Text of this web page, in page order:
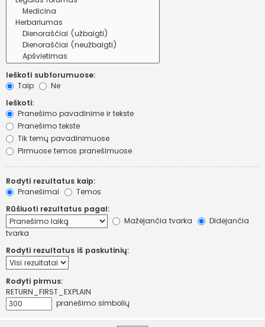
Ieškoti subforumuose:
Taip
Ne
Ieškoti:
Pranešimo pavadinime ir tekste
Pranešimo tekste
Tik temų pavadinimuose
Pirmuose temos pranešimuose
Rodyti rezultatus kaip:
Pranešimai
Temos
Rūšiuoti rezultatus pagal:
Mažėjančia tvarka
Didėjančia
tvarka
Rodyti rezultatus iš paskutinių:
Rodyti pirmus:
RETURN_FIRST_EXPLAIN
pranešimo simbolių